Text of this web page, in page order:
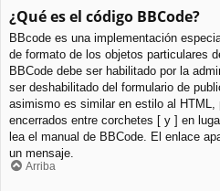
¿Qué es el código BBCode?
BBcode es una implementación
de formato de los objetos particulares
BBCode debe ser habilitado por la
ser deshabilitado del formulario de
asimismo es similar en estilo al
encerrados entre corchetes [ y ] en
lea el manual de BBCode. El enlace
un mensaje.
Arriba